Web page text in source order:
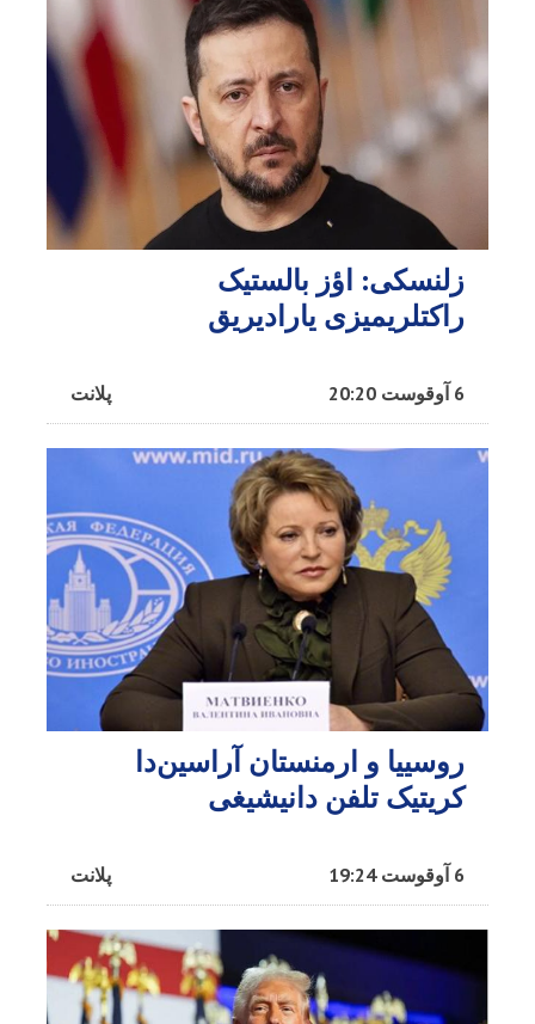
زلنسکی: اؤز بالستیک
راکتلریمیزی یارادیریق
پلانت 6 آوقوست 20:20
روسییا و ارمنستان آراسین‌دا
کریتیک تلفن دانیشیغی
پلانت 6 آوقوست 19:24